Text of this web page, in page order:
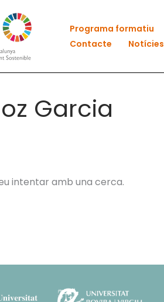
Programa formatiu
Contacte
Notícies
Garcia
intentar amb una cerca.